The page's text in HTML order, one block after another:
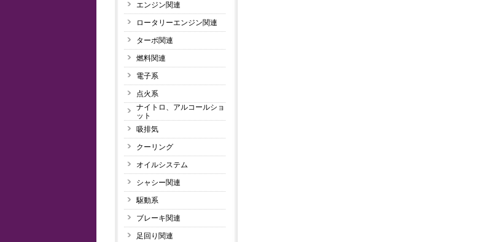
エンジン関連
ロータリーエンジン関連
ターボ関連
燃料関連
電子系
点火系
ナイトロ、アルコールショ
ット
吸排気
クーリング
オイルシステム
シャシー関連
駆動系
ブレーキ関連
足回り関連